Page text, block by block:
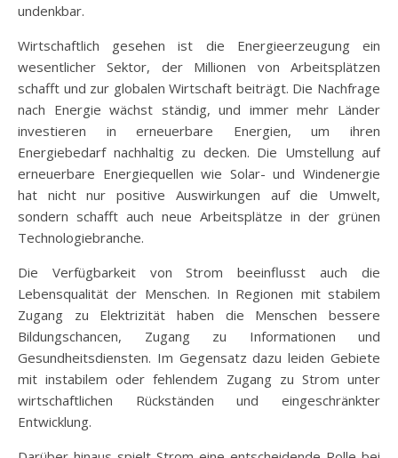
undenkbar.
Wirtschaftlich gesehen ist die Energieerzeugung ein
wesentlicher Sektor, der Millionen von Arbeitsplätzen
schafft und zur globalen Wirtschaft beiträgt. Die Nachfrage
nach Energie wächst ständig, und immer mehr Länder
investieren in erneuerbare Energien, um ihren
Energiebedarf nachhaltig zu decken. Die Umstellung auf
erneuerbare Energiequellen wie Solar- und Windenergie
hat nicht nur positive Auswirkungen auf die Umwelt,
sondern schafft auch neue Arbeitsplätze in der grünen
Technologiebranche.
Die Verfügbarkeit von Strom beeinflusst auch die
Lebensqualität der Menschen. In Regionen mit stabilem
Zugang zu Elektrizität haben die Menschen bessere
Bildungschancen, Zugang zu Informationen und
Gesundheitsdiensten. Im Gegensatz dazu leiden Gebiete
mit instabilem oder fehlendem Zugang zu Strom unter
wirtschaftlichen Rückständen und eingeschränkter
Entwicklung.